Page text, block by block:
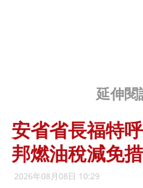
延伸閱
安省省長福特
邦燃油稅減免
2026年08月08日 10:29